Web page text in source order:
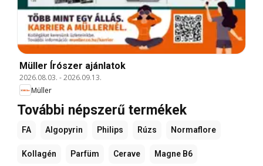
Müller Írószer ajánlatok
2026.08.03. -2026.09.13.
Müller
További népszerű termékek
FA Algopyrin Philips Rúzs Normaflore
Kollagén Parfüm Cerave Magne B6